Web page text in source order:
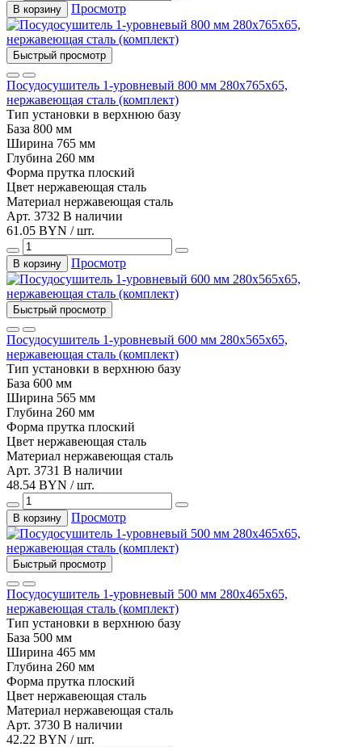
В корзину Просмотр
Быстрый просмотр
Посудосушитель 1-уровневый 800 мм 280х765х65,
нержавеющая сталь (комплект)
Тип установки в верхнюю базу
База 800 мм
Ширина 765 мм
Глубина 260 мм
Форма прутка плоский
Цвет нержавеющая сталь
Материал нержавеющая сталь
Арт. 3732 В наличии
61.05 BYN / шт.
В корзину Просмотр
Быстрый просмотр
Посудосушитель 1-уровневый 600 мм 280х565х65,
нержавеющая сталь (комплект)
Тип установки в верхнюю базу
База 600 мм
Ширина 565 мм
Глубина 260 мм
Форма прутка плоский
Цвет нержавеющая сталь
Материал нержавеющая сталь
Арт. 3731 В наличии
48.54 BYN / шт.
В корзину Просмотр
Быстрый просмотр
Посудосушитель 1-уровневый 500 мм 280х465х65,
нержавеющая сталь (комплект)
Тип установки в верхнюю базу
База 500 мм
Ширина 465 мм
Глубина 260 мм
Форма прутка плоский
Цвет нержавеющая сталь
Материал нержавеющая сталь
Арт. 3730 В наличии
42.22 BYN / шт.